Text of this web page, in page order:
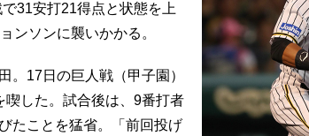
31安打21得点と状態を上
ンソンに襲いかかる。
。17日の巨人戦（甲子園）
喫した。試合後は、9番打者
たことを猛省。「前回投げ